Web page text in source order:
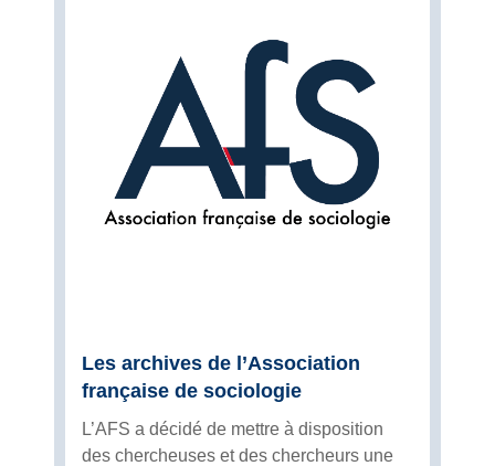
Les archives de l’Association
française de sociologie
L’AFS a décidé de mettre à disposition
des chercheuses et des chercheurs une